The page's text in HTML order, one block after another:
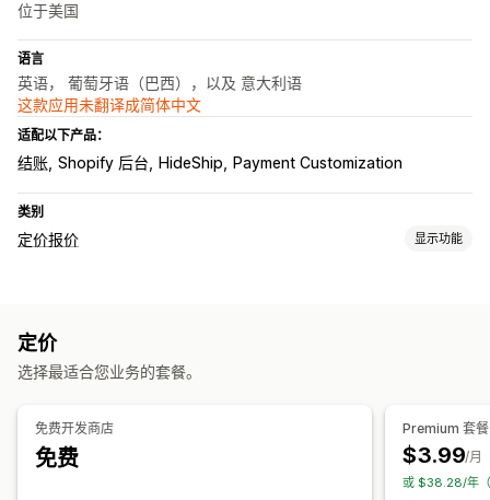
位于美国
语言
英语， 葡萄牙语（巴西），以及 意大利语
这款应用未翻译成简体中文
适配以下产品：
结账 Shopify 后台 HideShip Payment Customization
类别
定价报价 显示功能
定价
选择最适合您业务的套餐。
免费开发商店
免费
Premium 套餐
$3.99/月
或 $38.28/年